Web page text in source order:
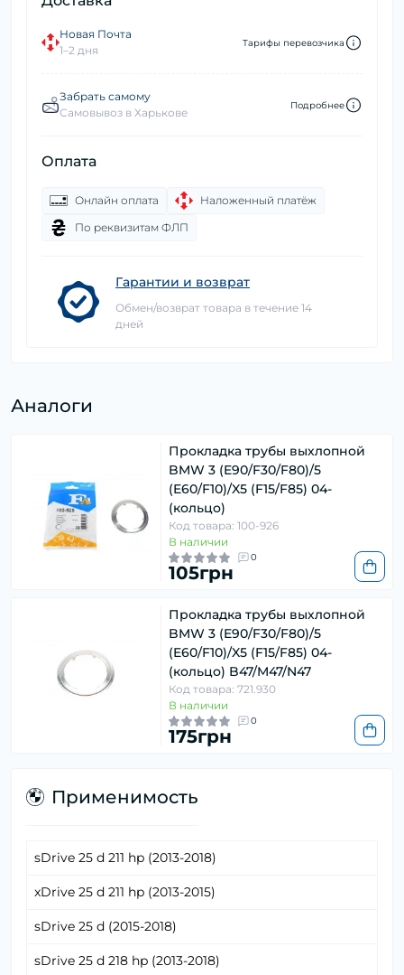
Новая Почта
1–2 дня
Тарифы перевозчика
Забрать самому
Самовывоз в Харькове
Подробнее
Оплата
Онлайн оплата
Наложенный платёж
По реквизитам ФЛП
Гарантии и возврат
Обмен/возврат товара в течение 14
дней
Аналоги
Прокладка трубы выхлопной
BMW 3 (E90/F30/F80)/5
(E60/F10)/X5 (F15/F85) 04-
(кольцо)
Код товара: 100-926
В наличии
0
105грн
Прокладка трубы выхлопной
BMW 3 (E90/F30/F80)/5
(E60/F10)/X5 (F15/F85) 04-
(кольцо) B47/M47/N47
Код товара: 721.930
В наличии
0
175грн
Применимость
sDrive 25 d 211 hp (2013-2018)
xDrive 25 d 211 hp (2013-2015)
sDrive 25 d (2015-2018)
sDrive 25 d 218 hp (2013-2018)